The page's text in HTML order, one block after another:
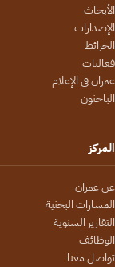
الأبحاث
الإصدارات
الخرائط
فعاليات
عمران في الإعلام
الباحثون
المركز
عن عمران
المسارات البحثية
التقارير السنوية
الوظائف
تواصل معنا